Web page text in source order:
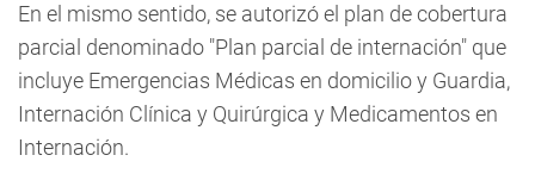
En el mismo sentido, se autorizó el plan de cobertura
parcial denominado "Plan parcial de internación" que
incluye Emergencias Médicas en domicilio y Guardia,
Internación Clínica y Quirúrgica y Medicamentos en
Internación.